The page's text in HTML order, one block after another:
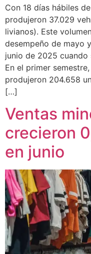
Con 18 días hábiles
produjeron 37.029
livianos). Este
desempeño de mayo
junio de 2025
En el primer
produjeron 204.658
[…]
Ventas
crecieron
en junio